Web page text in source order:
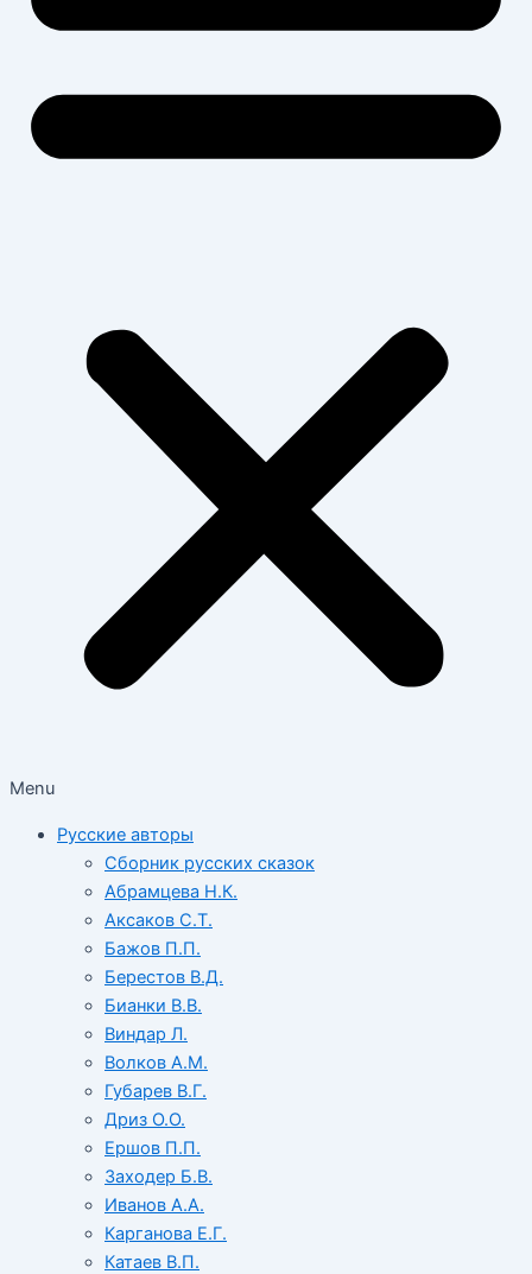
Menu
Русские авторы
Сборник русских сказок
Абрамцева Н.К.
Аксаков С.Т.
Бажов П.П.
Берестов В.Д.
Бианки В.В.
Виндар Л.
Волков А.М.
Губарев В.Г.
Дриз О.О.
Ершов П.П.
Заходер Б.В.
Иванов А.А.
Карганова Е.Г.
Катаев В.П.